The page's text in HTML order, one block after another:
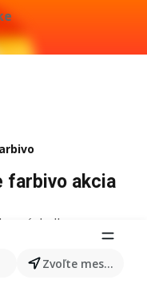
produkty... Zvoľte mesto
farbivo akcia
výsledky.